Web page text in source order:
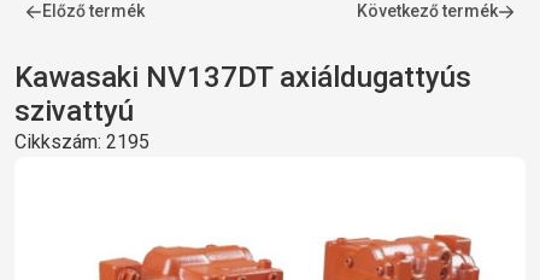
Előző termék
Következő termék
Kawasaki NV137DT axiáldugattyús
szivattyú
Cikkszám: 2195